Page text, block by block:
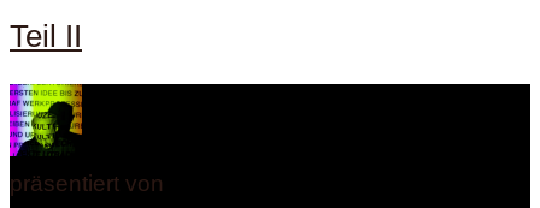
Teil II
präsentiert von